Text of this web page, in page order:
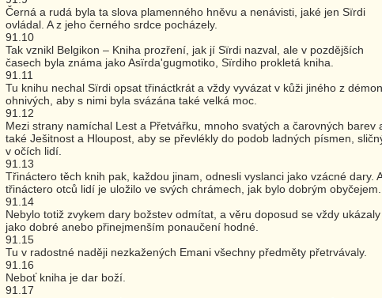
Černá a rudá byla ta slova plamenného hněvu a nenávisti, jaké jen Sïrdi
ovládal. A z jeho černého srdce pocházely.
91.10
Tak vznikl Belgikon – Kniha prozření, jak jí Sïrdi nazval, ale v pozdějších
časech byla známa jako Asïrda'gugmotiko, Sïrdiho prokletá kniha.
91.11
Tu knihu nechal Sïrdi opsat třináctkrát a vždy vyvázat v kůži jiného z
ohnivých, aby s nimi byla svázána také velká moc.
91.12
Mezi strany namíchal Lest a Přetvářku, mnoho svatých a čarovných barev
také Ješitnost a Hloupost, aby se převlékly do podob ladných písmen,
v očích lidí.
91.13
Třináctero těch knih pak, každou jinam, odnesli vyslanci jako vzácné dary. A
třináctero otců lidí je uložilo ve svých chrámech, jak bylo dobrým obyčejem.
91.14
Nebylo totiž zvykem dary božstev odmítat, a věru doposud se vždy ukázaly
jako dobré anebo přinejmenším ponaučení hodné.
91.15
Tu v radostné naději nezkažených Emani všechny předměty přetrvávaly.
91.16
Neboť kniha je dar boží.
91.17